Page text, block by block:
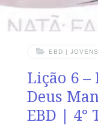
EBD | JOVENS
Lição 6 –
Deus
EBD | 4°